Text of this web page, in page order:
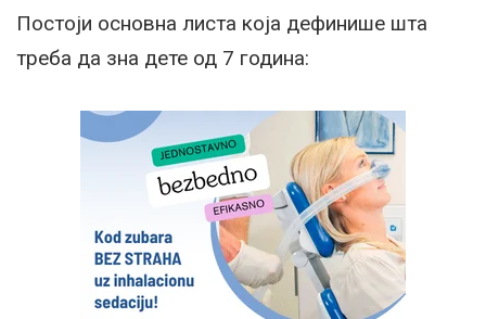
Постоји основна листа која дефинише шта
треба да зна дете од 7 година: